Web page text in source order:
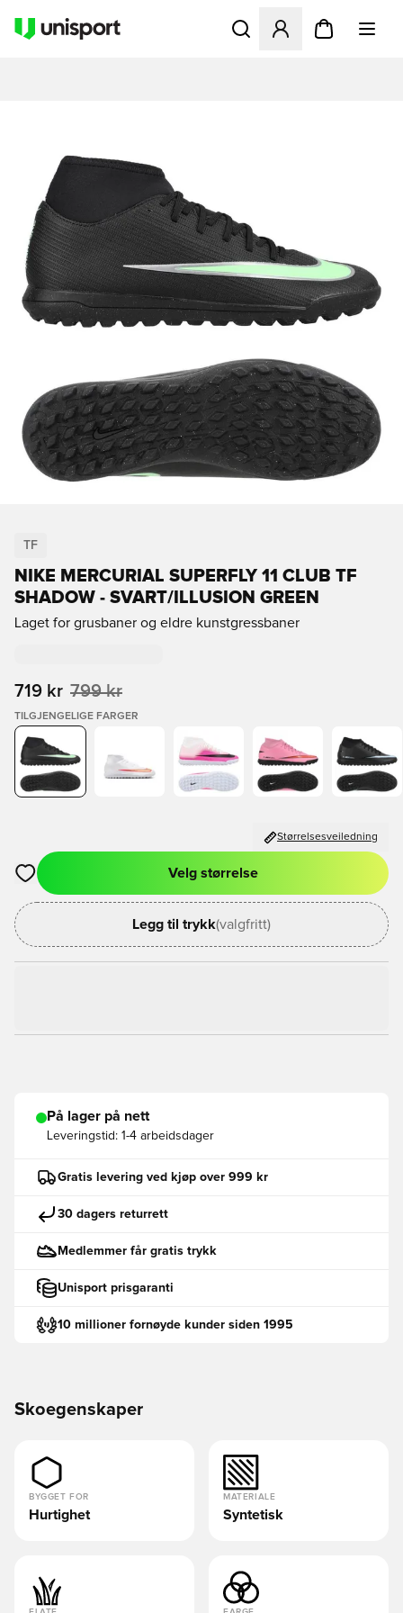
Åpner en Modal for å
TF
NIKE MERCURIAL SUPERFLY 11 CLUB TF
SHADOW - SVART/ILLUSION GREEN
Laget for grusbaner og eldre kunstgressbaner
719 kr 799 kr
TILGJENGELIGE FARGER
Størrelsesveiledning
Åpner en Modal for å logge inn eller registrere deg som
Velg størrelse
Legg til trykk(valgfritt)
På lager på nett
Leveringstid: 1-4 arbeidsdager
Gratis levering ved kjøp over 999 kr
30 dagers returrett
Medlemmer får gratis trykk
Unisport prisgaranti
10 millioner fornøyde kunder siden 1995
Skoegenskaper
BYGGET FOR
Hurtighet
MATERIALE
Syntetisk